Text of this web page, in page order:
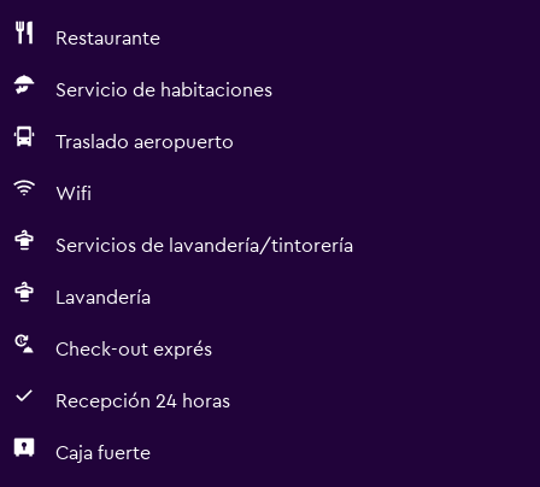
Restaurante
Servicio de habitaciones
Traslado aeropuerto
Wifi
Servicios de lavandería/tintorería
Lavandería
Check-out exprés
Recepción 24 horas
Caja fuerte